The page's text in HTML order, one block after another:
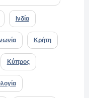
Ινδία
Κρήτη
Κύπρος